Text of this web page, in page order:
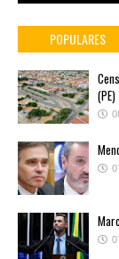
POPULARES
(PE)